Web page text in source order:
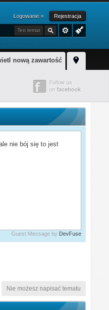
Logowanie » Rejestracja
Ten temat
nową zawartość
nie bój się to jest
Guest Message by DevFuse
Nie możesz napisać tematu